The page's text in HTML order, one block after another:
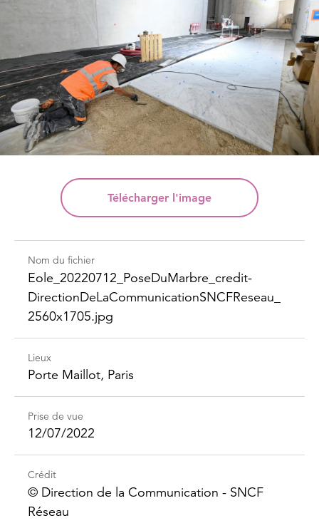
Télécharger l'image
Nom du fichier
Eole_​20220712_​Pose​DuMarbre_​credit-​
Direction​DeLaCommunication​SNCFReseau_​
2560x1705.jpg
Lieux
Porte Maillot, Paris
Prise de vue
12/07/2022
Crédit
©️ Direction de la Communication - SNCF
Réseau